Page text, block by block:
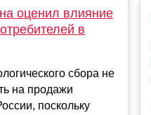
оценил влияние
в
сбора не
на продажи
поскольку